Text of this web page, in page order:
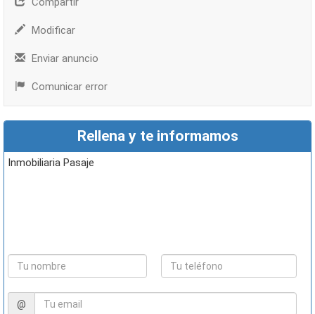
Modificar
Enviar anuncio
Comunicar error
Rellena y te informamos
Inmobiliaria Pasaje
@